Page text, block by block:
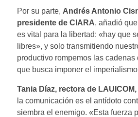
Por su parte, Andrés Antonio
presidente de CIARA, añadió
es vital para la libertad: «hay que
libres», y solo transmitiendo
productivo rompemos las cadenas
que busca imponer el
Tania Díaz, rectora de LAUICOM,
la comunicación es el antídoto
siembra el enemigo. «Esta fuerza